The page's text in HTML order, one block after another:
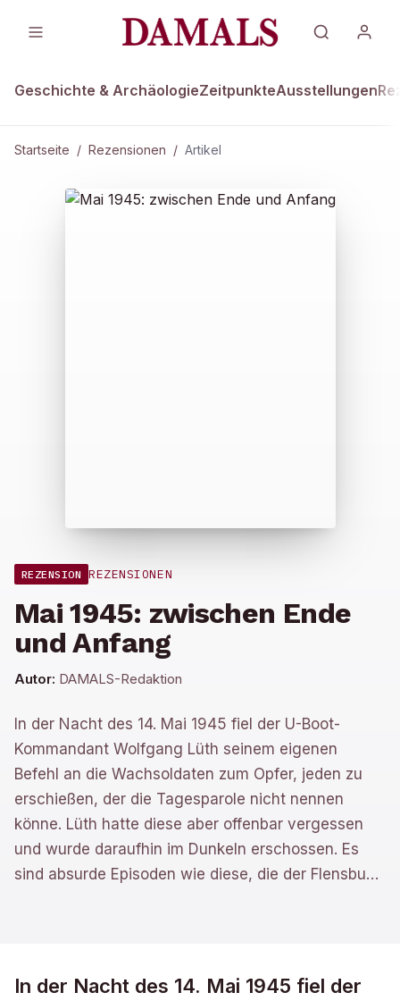
Geschichte & ArchäologieZeitpunkteAusstellungen
Startseite / Rezensionen / Artikel
REZENSION REZENSIONEN
Mai 1945: zwischen Ende
und Anfang
Autor: DAMALS-Redaktion
In der Nacht des 14. Mai 1945 fiel der U-Boot-
Kommandant Wolfgang Lüth seinem eigenen
Befehl an die Wachsoldaten zum Opfer, jeden zu
erschießen, der die Tagesparole nicht nennen
könne. Lüth hatte diese aber offenbar vergessen
und wurde daraufhin im Dunkeln erschossen. Es
sind absurde Episoden wie diese, die der Flensbu…
In der Nacht des 14. Mai 1945 fiel der